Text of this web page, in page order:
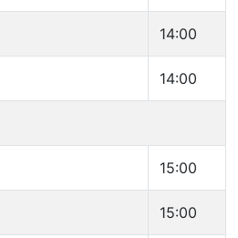
14:00
14:00
15:00
15:00